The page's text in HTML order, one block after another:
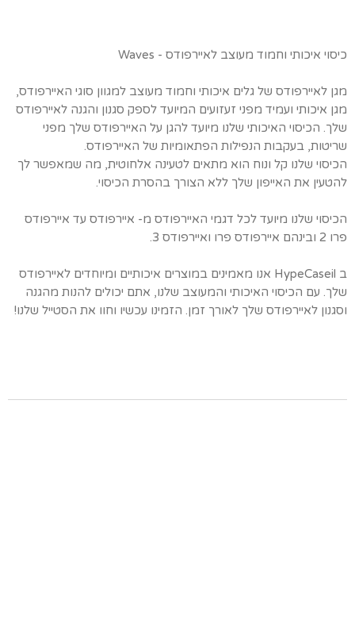
כיסוי איכותי וחמוד מעוצב לאיירפודס - Waves
מגן לאיירפודס של גלים איכותי וחמוד מעוצב למגוון סוגי האיירפודס,
מגן איכותי ועמיד מפני זעזועים המיועד לספק סגנון והגנה לאיירפודס
שלך. הכיסוי האיכותי שלנו מיועד להגן על האיירפודס שלך מפני
שריטות, בעקבות הנפילות הפתאומיות של האיירפודס.
הכיסוי שלנו קל ונוח הוא מתאים לטעינה אלחוטית, מה שמאפשר לך
להטעין את האייפון שלך ללא הצורך בהסרת הכיסוי.
הכיסוי שלנו מיועד לכל דגמי האיירפודס מ- איירפודס עד איירפודס
פרו 2 ובינהם איירפודס פרו ואיירפודס 3.
ב HypeCaseil אנו מאמינים במוצרים איכותיים ומיוחדים לאיירפודס
שלך. עם הכיסוי האיכותי והמעוצב שלנו, אתם יכולים להנות מהגנה
וסגנון לאיירפודס שלך לאורך זמן. הזמינו עכשיו וחוו את הסטייל שלנו!